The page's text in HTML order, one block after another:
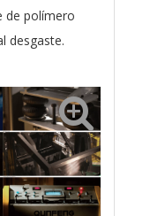
de polímero
desgaste.